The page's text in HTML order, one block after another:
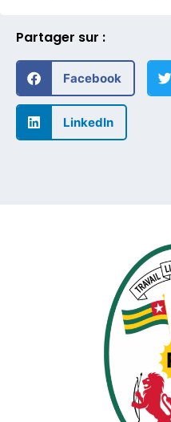
Partager sur :
Facebook
LinkedIn